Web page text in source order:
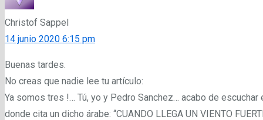
Christof Sappel
14 junio 2020 6:15 pm
Buenas tardes.
No creas que nadie lee tu artículo:
Ya somos tres !… Tú, yo y Pedro Sanchez… acabo de
donde cita un dicho árabe: “CUANDO LLEGA UN VIENTO